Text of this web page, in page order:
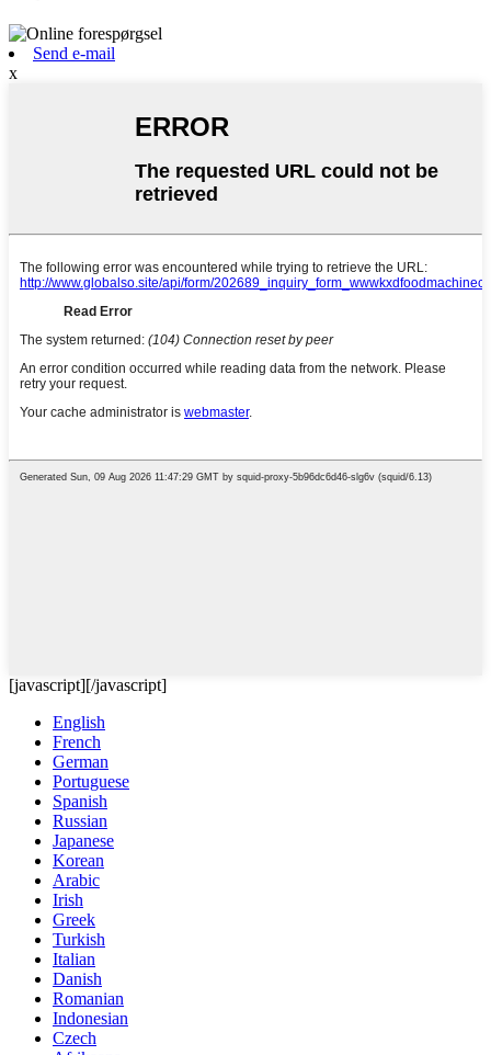
Send e-mail
x
[javascript][/javascript]
English
French
German
Portuguese
Spanish
Russian
Japanese
Korean
Arabic
Irish
Greek
Turkish
Italian
Danish
Romanian
Indonesian
Czech